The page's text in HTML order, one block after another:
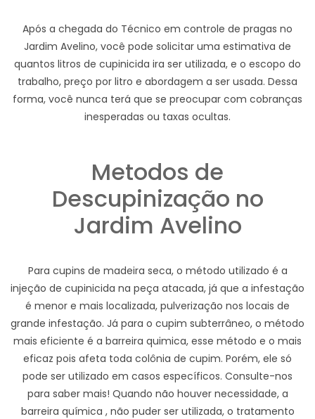
Após a chegada do Técnico em controle de pragas no
Jardim Avelino, você pode solicitar uma estimativa de
quantos litros de cupinicida ira ser utilizada, e o escopo do
trabalho, preço por litro e abordagem a ser usada. Dessa
forma, você nunca terá que se preocupar com cobranças
inesperadas ou taxas ocultas.
Metodos de
Descupinização no
Jardim Avelino
Para cupins de madeira seca, o método utilizado é a
injeção de cupinicida na peça atacada, já que a infestação
é menor e mais localizada, pulverização nos locais de
grande infestação. Já para o cupim subterrâneo, o método
mais eficiente é a barreira quimica, esse método e o mais
eficaz pois afeta toda colônia de cupim. Porém, ele só
pode ser utilizado em casos específicos. Consulte-nos
para saber mais! Quando não houver necessidade, a
barreira química , não puder ser utilizada, o tratamento